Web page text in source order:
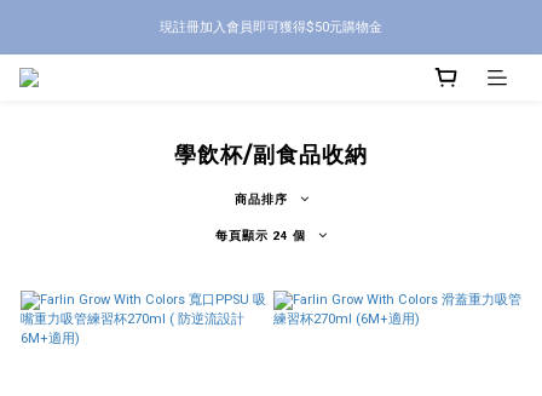
現註冊加入會員即可獲得$50元購物金
學飲杯/副食品收納
商品排序
每頁顯示 24 個